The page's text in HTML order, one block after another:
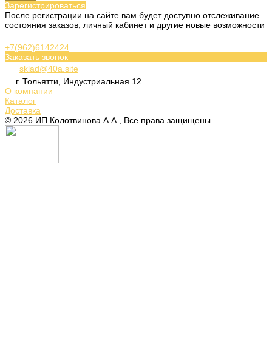
Зарегистрироваться
После регистрации на сайте вам будет доступно отслеживание
состояния заказов, личный кабинет и другие новые возможности
+7(962)6142424
Заказать звонок
sklad@40a.site
г. Тольятти, Индустриальная 12
О компании
Каталог
Доставка
© 2026 ИП Колотвинова А.А., Все права защищены